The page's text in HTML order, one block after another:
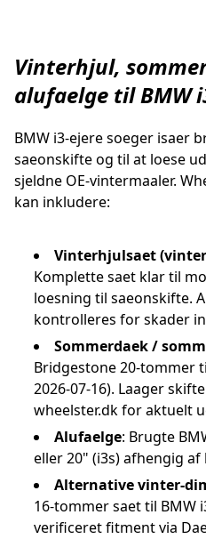
Vinterhjul,
alufaelge til BMW
BMW i3-ejere soeger isaer
saeonskifte og til at loese
sjeldne OE-vintermaaler.
kan inkludere:
Vinterhjulsaet
Komplette saet klar til
loesning til saeonskifte.
kontrolleres for skader
Sommerdaek /
Bridgestone 20-tommer
2026-07-16). Laager
wheelster.dk for aktuelt
Alufaelge: Brugte
eller 20" (i3s) afhengig
Alternative vinter-
16-tommer saet til
verificeret fitment via